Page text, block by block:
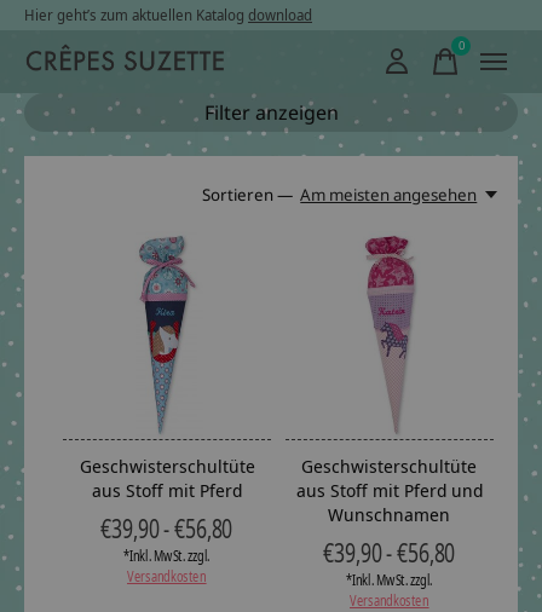
Hier geht’s zum aktuellen Katalog download
0items
Filter anzeigen
Sortieren — Am meisten angesehen
Geschwisterschultüte
aus Stoff mit Pferd
€39,90 - €56,80
*Inkl. MwSt. zzgl.
Versandkosten
Geschwisterschultüte
aus Stoff mit Pferd und
Wunschnamen
€39,90 - €56,80
*Inkl. MwSt. zzgl.
Versandkosten